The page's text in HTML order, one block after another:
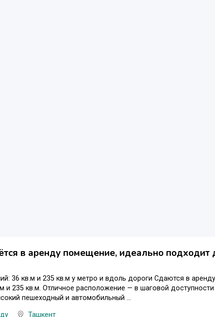
в аренду помещение, идеально подходит
36 кв.м и 235 кв.м у метро и вдоль дороги Сдаются в
и 235 кв.м. Отличное расположение — в шаговой
пешеходный и автомобильный ...
Ташкент